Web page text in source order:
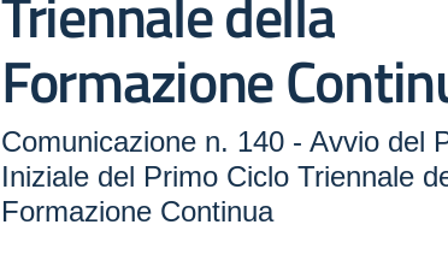
Formazione
Comunicazione n. 140 - Avvio del
Iniziale del Primo Ciclo Triennale
Formazione Continua